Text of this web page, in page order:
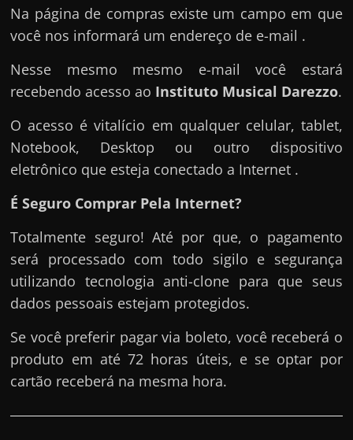
Na página de compras existe um campo em que
você nos informará um endereço de e-mail .
Nesse mesmo mesmo e-mail você estará
recebendo acesso ao Instituto Musical Darezzo.
O acesso é vitalício em qualquer celular, tablet,
Notebook, Desktop ou outro dispositivo
eletrônico que esteja conectado a Internet .
É Seguro Comprar Pela Internet?
Totalmente seguro! Até por que, o pagamento
será processado com todo sigilo e segurança
utilizando tecnologia anti-clone para que seus
dados pessoais estejam protegidos.
Se você preferir pagar via boleto, você receberá o
produto em até 72 horas úteis, e se optar por
cartão receberá na mesma hora.